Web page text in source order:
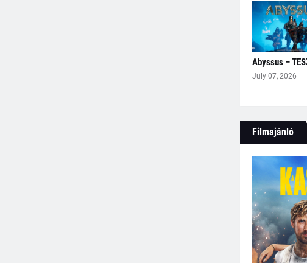
Abyssus –
July 07, 2026
Filmajánló